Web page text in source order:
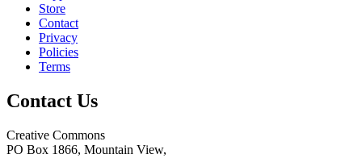
Store
Contact
Privacy
Policies
Terms
Contact Us
Creative Commons
PO Box 1866, Mountain View,